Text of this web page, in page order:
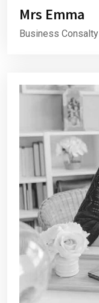
Mrs Emma
Business Consalty